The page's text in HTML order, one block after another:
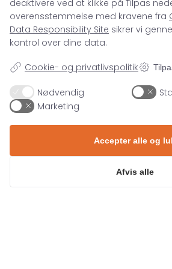
kontakt@asento.dk
SPECIALER
Organic Search
VIDEN
Blog
FIND OS
deaktivere ved at klikke på Tilpas
overensstemmelse med kravene fra
Data Responsibility Site sikrer vi
kontrol over dine data.
Cookie- og privatlivspolitik
Nødvendig
Marketing
Afvis alle
Accepter alle og